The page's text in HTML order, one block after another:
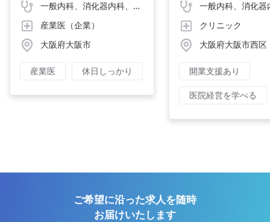
一般内科、消化器内科、循環器内科、呼吸器内科、血液内科、心療内科、脳神経内科、内分泌内科、老人内科、一般外科、消化器外科、心臓外科、呼吸器外科、脳神経外科、整形外科、形成外科、リハビリテーション科、小児科、産婦人科、婦人科、精神科、眼科、耳鼻咽喉科、皮膚科、泌尿器科、人間ドック・検診
産業医（企業）
大阪府大阪市
産業医 休日しっかり
クリニック
大阪府大阪市西区
開業支援あり
医院経営を学べる
ご希望に沿った求人を随時
お届けいたします